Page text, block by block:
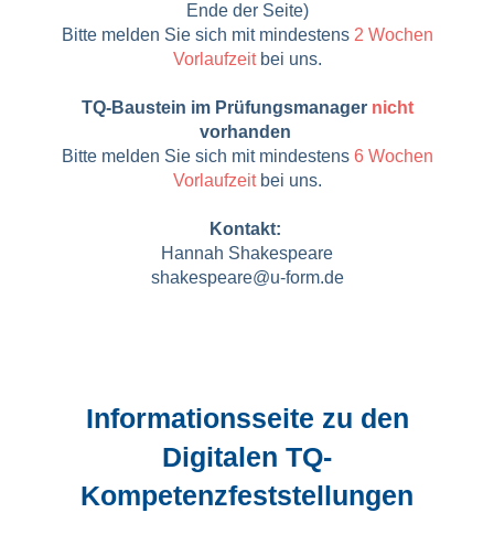
Ende der Seite)
Bitte melden Sie sich mit mindestens 2 Wochen
Vorlaufzeitbei uns.
TQ-Baustein im Prüfungsmanager nicht
vorhanden
Bitte melden Sie sich mit mindestens 6 Wochen
Vorlaufzeitbei uns.
Kontakt:
Hannah Shakespeare
shakespeare@u-form.de
Informationsseite zu den
Digitalen TQ-
Kompetenzfeststellungen